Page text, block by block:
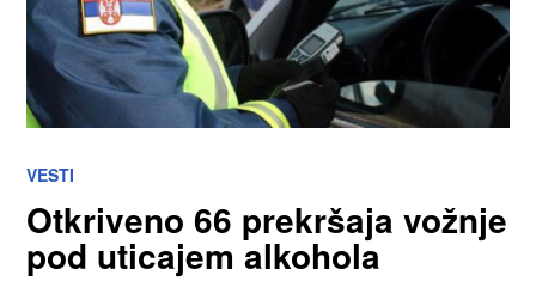
VESTI
Otkriveno 66 prekršaja vožnje
pod uticajem alkohola